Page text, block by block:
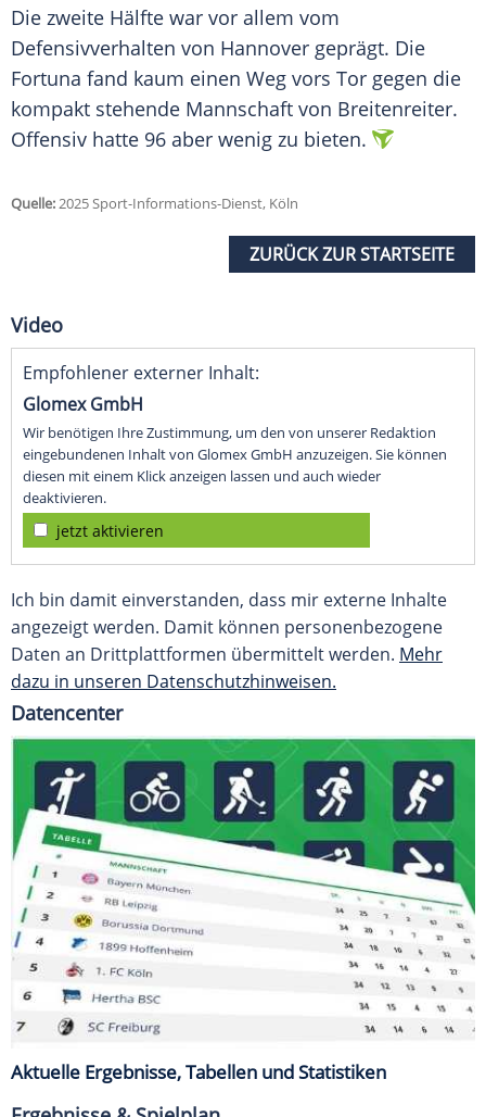
Die zweite Hälfte war vor allem vom
Defensivverhalten von Hannover geprägt. Die
Fortuna fand kaum einen Weg vors Tor gegen die
kompakt stehende Mannschaft von Breitenreiter.
Offensiv hatte 96 aber wenig zu bieten.
Quelle:2025 Sport-Informations-Dienst, Köln
ZURÜCK ZUR STARTSEITE
Video
Empfohlener externer Inhalt:
Glomex GmbH
Wir benötigen Ihre Zustimmung, um den von unserer Redaktion
eingebundenen Inhalt von Glomex GmbH anzuzeigen. Sie können
diesen mit einem Klick anzeigen lassen und auch wieder
deaktivieren.
jetzt aktivieren
Ich bin damit einverstanden, dass mir externe Inhalte
angezeigt werden. Damit können personenbezogene
Daten an Drittplattformen übermittelt werden. Mehr
dazu in unseren Datenschutzhinweisen.
Datencenter
Aktuelle Ergebnisse, Tabellen und Statistiken